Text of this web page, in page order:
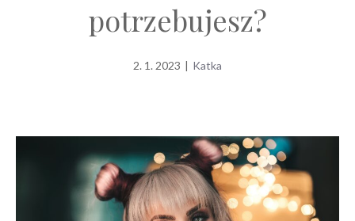
potrzebujesz?
2. 1. 2023 | Katka